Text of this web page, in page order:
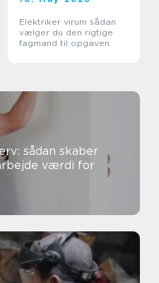
Elektriker virum sådan
vælger du den rigtige
fagmand til opgaven
sådan skaber
værdi for